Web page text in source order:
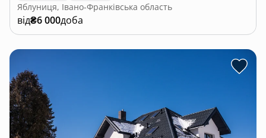
Яблуниця, Івано-Франківська область
від₴6 000доба